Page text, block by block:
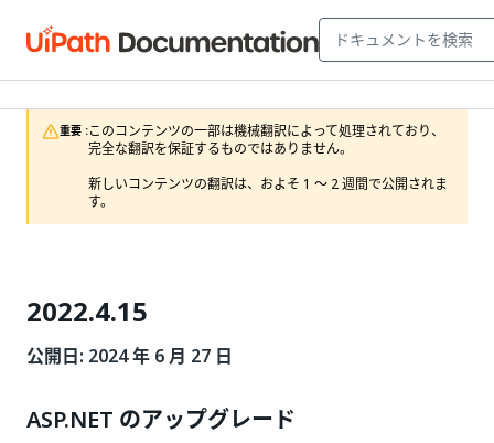
重要 :このコンテンツの一部は機械翻訳によって処理されており、
完全な翻訳を保証するものではありません。
新しいコンテンツの翻訳は、およそ 1 ～ 2 週間で公開されま
す。
2022.4.15
公開日: 2024 年 6 月 27 日
ASP.NET のアップグレード